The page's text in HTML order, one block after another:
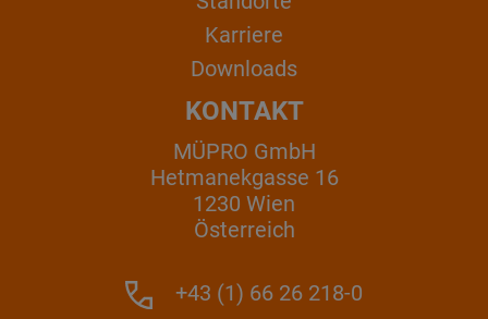
Karriere
Downloads
KONTAKT
MÜPRO GmbH
Hetmanekgasse 16
1230 Wien
Österreich
+43 (1) 66 26 218-0